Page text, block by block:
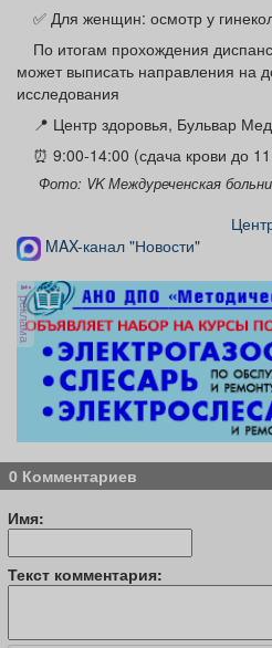
ТВ программа Я -
✅ Для женщин: осмотр у
По итогам прохождения
может выписать направления на
исследования
📍 Центр здоровья, Бульвар
⏰ 9:00-14:00 (сдача крови до
Фото: VK Междуреченская
MAX-канал "Новости"
реклама
0 Комментариев
Имя:
Текст комментария: